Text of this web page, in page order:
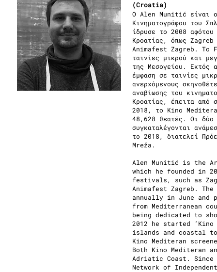
(Croatia)
Ο Alen Munitić είναι ο
Κινηματογράφου του
ίδρυσε το 2008
Κροατίας, όπως
Animafest Zagreb. Το
ταινίες μικρού και
της Μεσογείου. Εκτός
έμφαση σε ταινίες
ανερχόμενους
αναβίωσης του
Κροατίας, έπειτα από
2018, το Kino
48,628 θεατές. Οι δύο
συγκαταλέγονται
το 2018, διατελεί
Mreža.
Alen Munitić is the
which he founded in
festivals, such as
Animafest Zagreb.
annually in June and
from Mediterranean
being dedicated to
2012 he started
islands and coastal
Kino Mediteran
Both Kino Mediteran
Adriatic Coast. Since
Network of